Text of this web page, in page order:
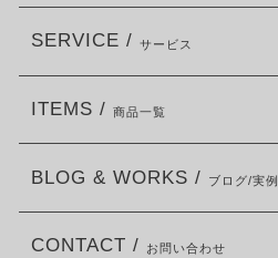
SERVICE / サービス
ITEMS / 商品一覧
BLOG & WORKS / ブログ/実例
CONTACT / お問い合わせ